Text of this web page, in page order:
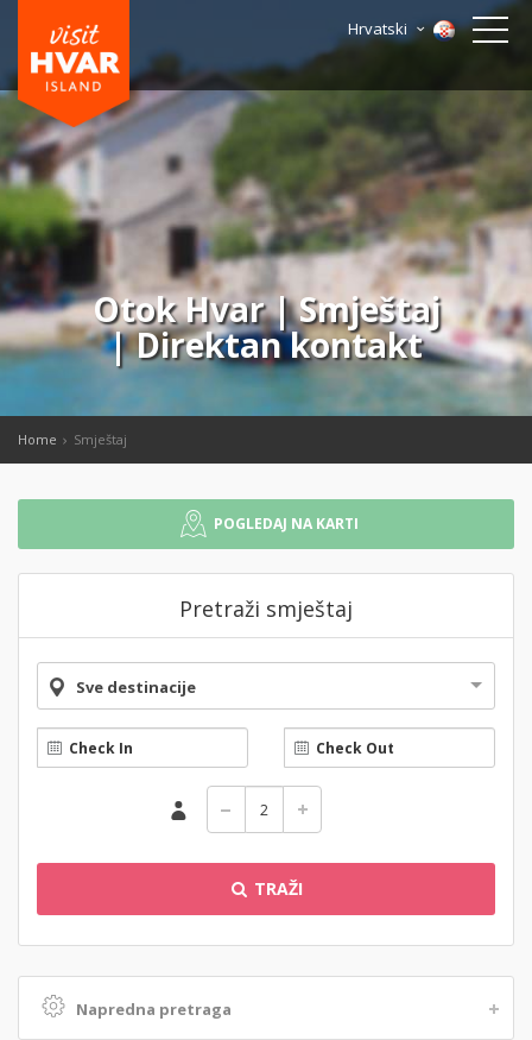
Hrvatski
Otok Hvar | Smještaj
| Direktan kontakt
Home Smještaj
POGLEDAJ NA KARTI
Pretraži smještaj
Sve destinacije
TRAŽI
Napredna pretraga